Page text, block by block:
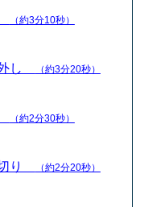
（約3分10秒）
し （約3分20秒）
（約2分30秒）
り （約2分20秒）